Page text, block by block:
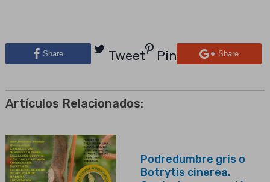
Share Tweet Pin Share
Artículos Relacionados:
Podredumbre gris o
Botrytis cinerea.